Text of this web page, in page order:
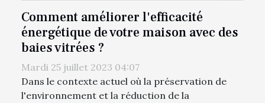
Comment améliorer l'efficacité
énergétique de votre maison avec des
baies vitrées ?
Mardi 25 juillet 2023 04:07
Dans le contexte actuel où la préservation de
l'environnement et la réduction de la